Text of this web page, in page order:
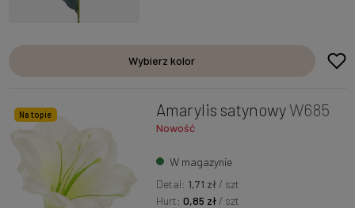
Wybierz kolor
Na topie Amarylis satynowyW685
Nowość
W magazynie
Detal: 1,71 zł / szt
Hurt:0,85 zł / szt